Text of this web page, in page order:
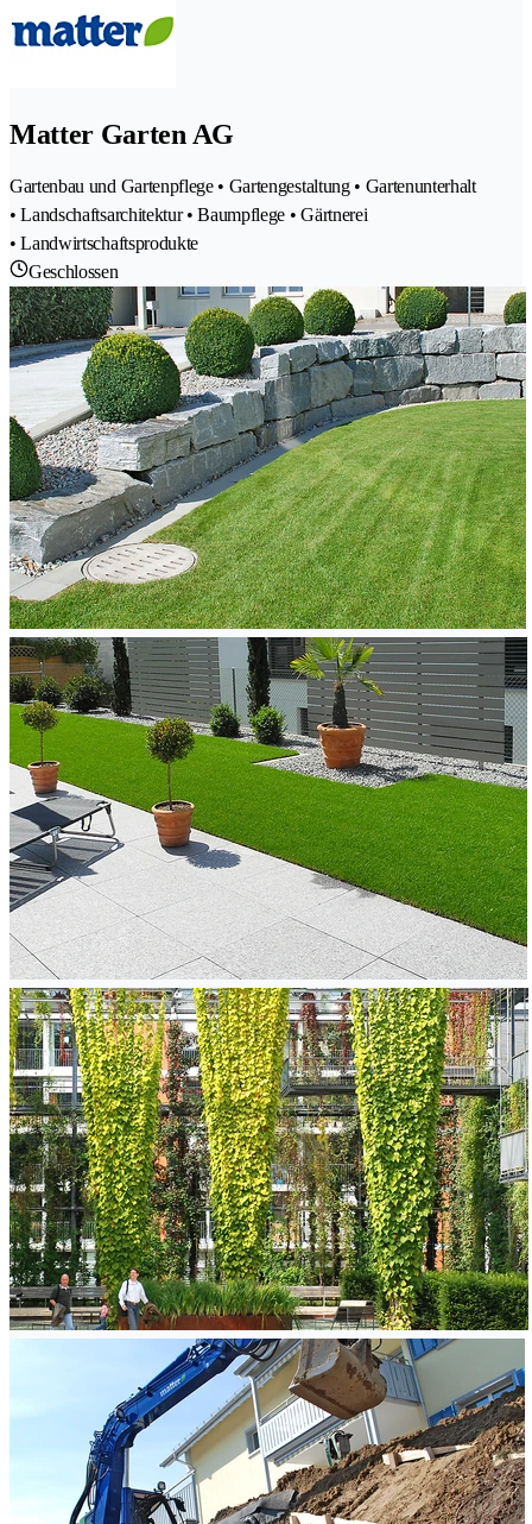
Matter Garten AG
Gartenbau und Gartenpflege • Gartengestaltung • Gartenunterhalt
• Landschaftsarchitektur • Baumpflege • Gärtnerei
• Landwirtschaftsprodukte
Geschlossen